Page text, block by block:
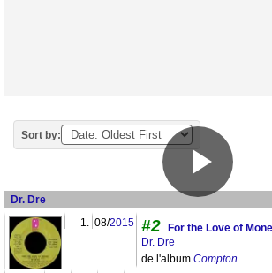
Sort by:
Dr. Dre
1. 08/2015 #2
For the Love of
Dr. Dre
de l'album Compton